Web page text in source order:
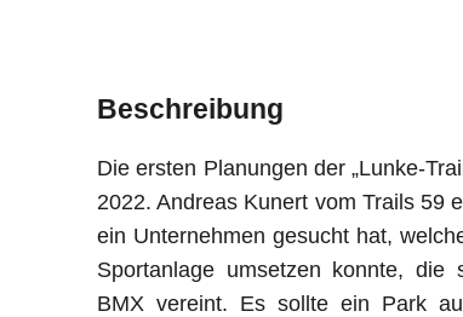
Beschreibung
Die ersten Planungen der „Lunke-
2022. Andreas Kunert vom Trails 59
ein Unternehmen gesucht hat,
Sportanlage umsetzen konnte, die
BMX vereint. Es sollte ein Park